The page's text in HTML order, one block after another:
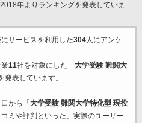
年よりランキングを発表していま
サービスを利用した304人にアンケ
11社を対象にした「 大学受験 難関大
発表しています。
から「 大学受験 難関大学特化型 現役
ミや評判といった、実際のユーザー